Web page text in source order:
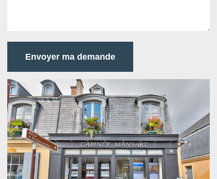
Envoyer ma demande